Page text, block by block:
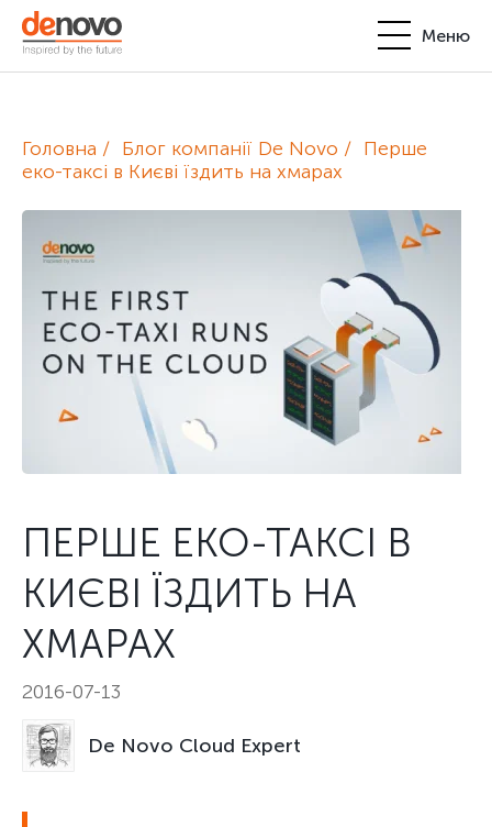
Меню
De Novo
Контакти
request@denovo.ua
Головна Блог компанії De Novo
Перше
еко-таксі в Києві їздить на хмарах
ПЕРШЕ ЕКО-ТАКСІ В
КИЄВІ ЇЗДИТЬ НА
ХМАРАХ
2016-07-13
De Novo Cloud Expert